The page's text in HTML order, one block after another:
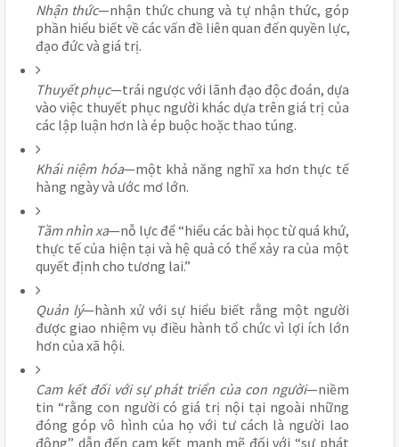
Nhận thức—nhận thức chung và tự nhận thức, góp
phần hiểu biết về các vấn đề liên quan đến quyền lực,
đạo đức và giá trị.
Thuyết phục—trái ngược với lãnh đạo độc đoán, dựa
vào việc thuyết phục người khác dựa trên giá trị của
các lập luận hơn là ép buộc hoặc thao túng.
Khái niệm hóa—một khả năng nghĩ xa hơn thực tế
hàng ngày và ước mơ lớn.
Tầm nhìn xa—nỗ lực để “hiểu các bài học từ quá khứ,
thực tế của hiện tại và hệ quả có thể xảy ra của một
quyết định cho tương lai.”
Quản lý—hành xử với sự hiểu biết rằng một người
được giao nhiệm vụ điều hành tổ chức vì lợi ích lớn
hơn của xã hội.
Cam kết đối với sự phát triển của con người—niềm
tin “rằng con người có giá trị nội tại ngoài những
đóng góp vô hình của họ với tư cách là người lao
động” dẫn đến cam kết mạnh mẽ đối với “sự phát